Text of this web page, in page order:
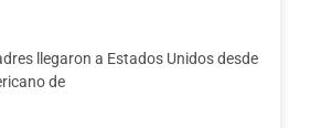
llegaron a Estados Unidos desde
de